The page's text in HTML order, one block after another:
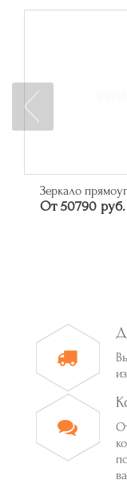
Зеркало
От 50790 руб.